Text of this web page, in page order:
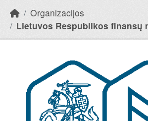
Organizacijos
Lietuvos Respublikos finansų